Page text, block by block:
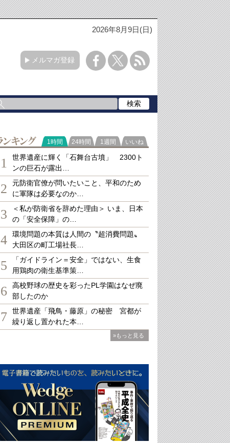
2026年8月9日(日)
メルマガ登録
ランキング
1時間 24時間 1週間 いいね
1
世界遺産に輝く「石舞台古墳」 2300ト
ンの巨石が露出…
2
元防衛官僚が問いたいこと、平和のため
に軍隊は必要なのか…
3
＜私が防衛省を辞めた理由＞ いま、日本
の「安全保障」の…
4
環境問題の本質は人間の〝超消費問題〟
大田区の町工場社長…
5
「ガイドライン＝安全」ではない、生食
用鶏肉の衛生基準策…
6
高校野球の歴史を彩ったPL学園はなぜ廃
部したのか
7
世界遺産「飛鳥・藤原」の秘密 宮都が
繰り返し置かれた本…
»もっと見る